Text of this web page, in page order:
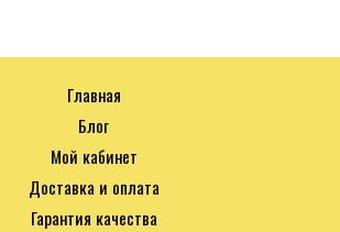
Главная
Блог
Мой кабинет
Доставка и оплата
Гарантия качества